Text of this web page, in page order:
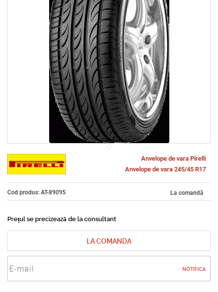
Anvelope de vara Pirelli
Anvelope de vara 245/45 R17
Cod produs: AT-89095 La comandă
Prețul se precizează de la consultant
LA COMANDA
NOTIFICA